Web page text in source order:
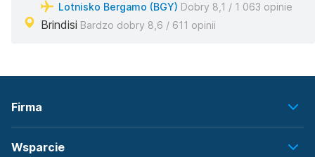
Lotnisko Bergamo (BGY) Dobry 8,1 / 1 063 opinie
Brindisi Bardzo dobry 8,6 / 611 opinii
Firma
Wsparcie